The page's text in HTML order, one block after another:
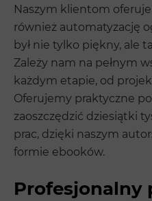
Naszym klientom
również automatyzację
był nie tylko piękny, ale
Zależy nam na pełnym
każdym etapie, od
Oferujemy praktyczne
zaoszczędzić dziesiątki
prac, dzięki naszym
formie ebooków.
Profesjonalny